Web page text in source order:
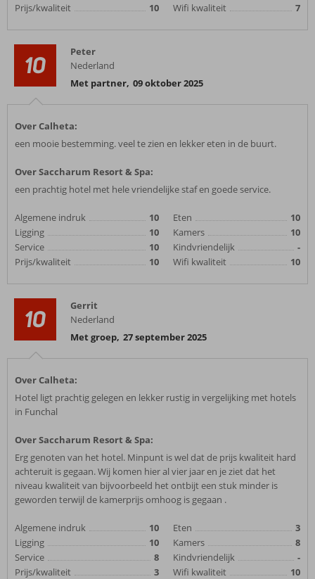
Prijs/kwaliteit
10
Wifi kwaliteit
7
10
Peter
Nederland
Met partner, 09 oktober 2025
Over Calheta:
een mooie bestemming. veel te zien en lekker eten in de buurt.
Over Saccharum Resort & Spa:
een prachtig hotel met hele vriendelijke staf en goede service.
Algemene indruk
10
Ligging
10
Service
10
Prijs/kwaliteit
10
Eten
10
Kamers
10
Kindvriendelijk
-
Wifi kwaliteit
10
10
Gerrit
Nederland
Met groep, 27 september 2025
Over Calheta:
Hotel ligt prachtig gelegen en lekker rustig in vergelijking met hotels
in Funchal
Over Saccharum Resort & Spa:
Erg genoten van het hotel. Minpunt is wel dat de prijs kwaliteit hard
achteruit is gegaan. Wij komen hier al vier jaar en je ziet dat het
niveau kwaliteit van bijvoorbeeld het ontbijt een stuk minder is
geworden terwijl de kamerprijs omhoog is gegaan .
Algemene indruk
10
Ligging
10
Service
8
Prijs/kwaliteit
3
Eten
3
Kamers
8
Kindvriendelijk
-
Wifi kwaliteit
10